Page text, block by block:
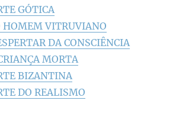
GÓTICA
VITRUVIANO
DA CONSCIÊNCIA
MORTA
BIZANTINA
DO REALISMO